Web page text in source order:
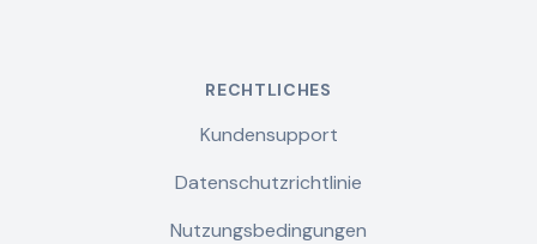
RECHTLICHES
Kundensupport
Datenschutzrichtlinie
Nutzungsbedingungen